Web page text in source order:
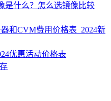
是什么？怎么选镜像比较
和CVM费用价格表_2024新
优惠活动价格表